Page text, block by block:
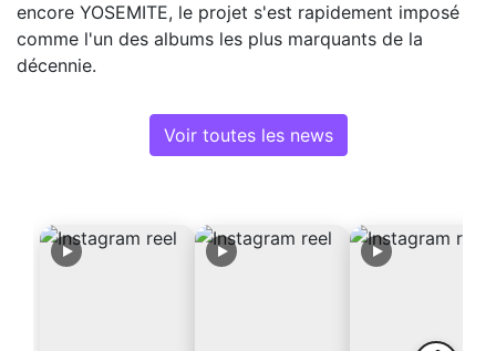
encore YOSEMITE, le projet s'est rapidement imposé
comme l'un des albums les plus marquants de la
décennie.
Voir toutes les news